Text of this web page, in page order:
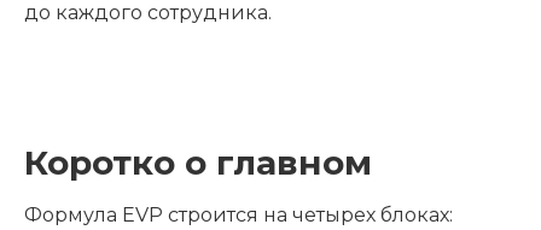
до каждого сотрудника.
Коротко о главном
Формула EVP строится на четырех блоках: